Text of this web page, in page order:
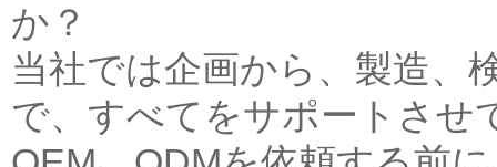
か？
当社では企画から、製造、
で、すべてをサポートさせ